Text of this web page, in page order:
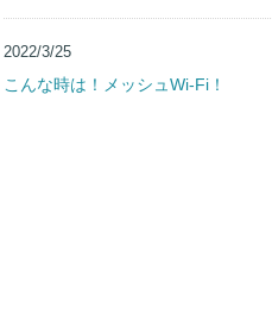
2022/3/25
こんな時は！メッシュWi-Fi！